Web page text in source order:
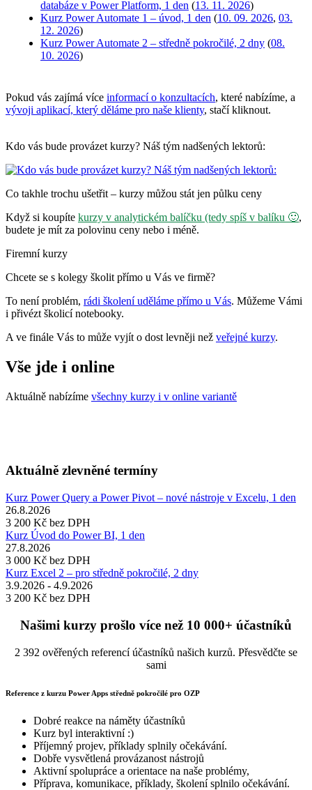
databáze v Power Platform, 1 den (13. 11. 2026)
Kurz Power Automate 1 – úvod, 1 den (10. 09. 2026, 03.
12. 2026)
Kurz Power Automate 2 – středně pokročilé, 2 dny (08.
10. 2026)
Pokud vás zajímá více informací o konzultacích, které nabízíme, a
vývoji aplikací, který děláme pro naše klienty, stačí kliknout.
Kdo vás bude provázet kurzy? Náš tým nadšených lektorů:
Co takhle trochu ušetřit – kurzy můžou stát jen půlku ceny
Když si koupíte kurzy v analytickém balíčku (tedy spíš v balíku 🙂,
budete je mít za polovinu ceny nebo i méně.
Firemní kurzy
Chcete se s kolegy školit přímo u Vás ve firmě?
To není problém, rádi školení uděláme přímo u Vás. Můžeme Vámi
i přivézt školicí notebooky.
A ve finále Vás to může vyjít o dost levněji než veřejné kurzy.
Vše jde i online
Aktuálně nabízíme všechny kurzy i v online variantě
Aktuálně zlevněné termíny
Kurz Power Query a Power Pivot – nové nástroje v Excelu, 1 den
26.8.2026
3 200 Kč bez DPH
Kurz Úvod do Power BI, 1 den
27.8.2026
3 000 Kč bez DPH
Kurz Excel 2 – pro středně pokročilé, 2 dny
3.9.2026 - 4.9.2026
3 200 Kč bez DPH
Našimi kurzy prošlo více než 10 000+ účastníků
2 392 ověřených referencí účastníků našich kurzů. Přesvědčte se
sami
Reference z kurzu Power Apps středně pokročilé pro OZP
Dobré reakce na náměty účastníků
Kurz byl interaktivní :)
Příjemný projev, příklady splnily očekávání.
Dobře vysvětlená provázanost nástrojů
Aktivní spolupráce a orientace na naše problémy,
Příprava, komunikace, příklady, školení splnilo očekávání.